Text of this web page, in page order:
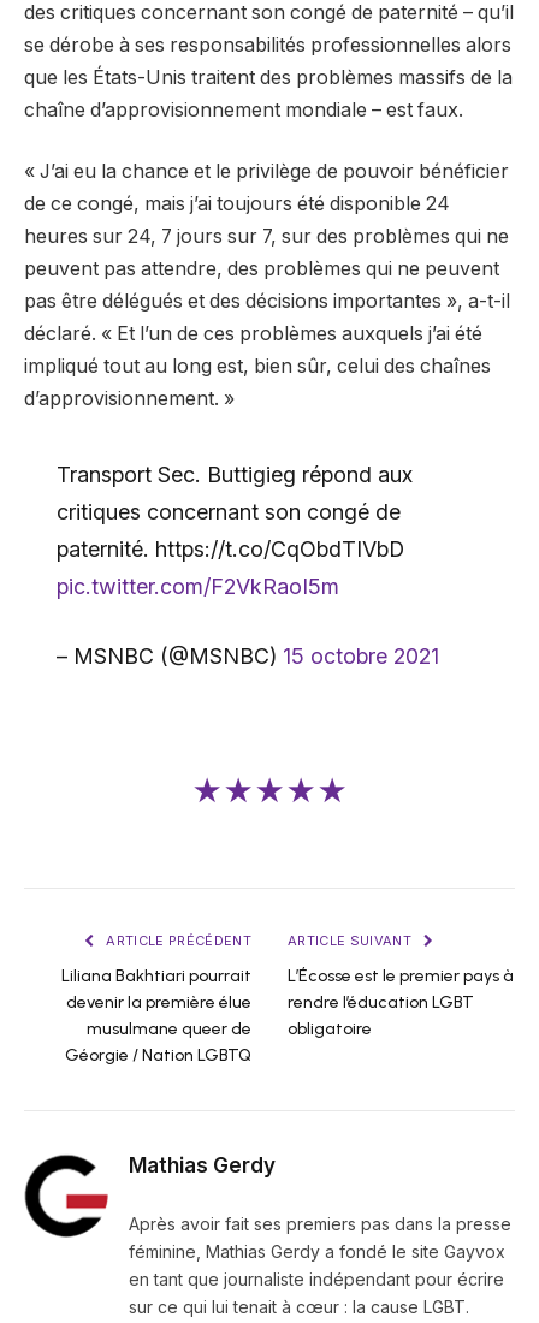
des critiques concernant son congé de paternité – qu’il
se dérobe à ses responsabilités professionnelles alors
que les États-Unis traitent des problèmes massifs de la
chaîne d’approvisionnement mondiale – est faux.
« J’ai eu la chance et le privilège de pouvoir bénéficier
de ce congé, mais j’ai toujours été disponible 24
heures sur 24, 7 jours sur 7, sur des problèmes qui ne
peuvent pas attendre, des problèmes qui ne peuvent
pas être délégués et des décisions importantes », a-t-il
déclaré. « Et l’un de ces problèmes auxquels j’ai été
impliqué tout au long est, bien sûr, celui des chaînes
d’approvisionnement. »
Transport Sec. Buttigieg répond aux
critiques concernant son congé de
paternité. https://t.co/CqObdTIVbD
pic.twitter.com/F2VkRaoI5m
– MSNBC (@MSNBC) 15 octobre 2021
★★★★★
ARTICLE PRÉCÉDENT
Liliana Bakhtiari pourrait
devenir la première élue
musulmane queer de
Géorgie / Nation LGBTQ
ARTICLE SUIVANT
L’Écosse est le premier pays à
rendre l’éducation LGBT
obligatoire
Mathias Gerdy
Après avoir fait ses premiers pas dans la presse
féminine, Mathias Gerdy a fondé le site Gayvox
en tant que journaliste indépendant pour écrire
sur ce qui lui tenait à cœur : la cause LGBT.